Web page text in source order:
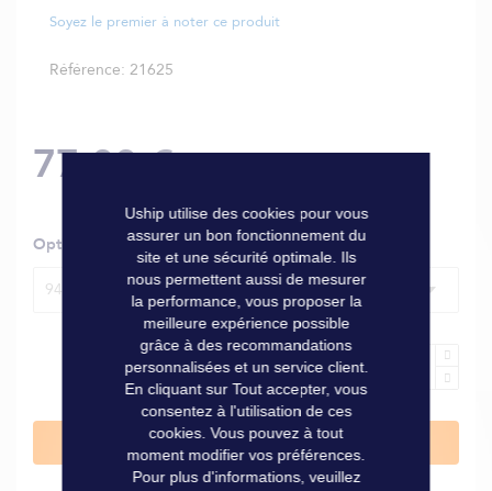
Soyez le premier à noter ce produit
Référence 21625
77,00 €
Options
946 ml
Ajouter au panier
Uship utilise des cookies pour vous
assurer un bon fonctionnement du
site et une sécurité optimale. Ils
nous permettent aussi de mesurer
la performance, vous proposer la
meilleure expérience possible
grâce à des recommandations
personnalisées et un service client.
En cliquant sur Tout accepter, vous
consentez à l'utilisation de ces
cookies. Vous pouvez à tout
moment modifier vos préférences.
Pour plus d'informations, veuillez